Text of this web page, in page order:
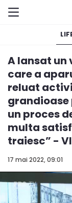
17 mai 2022, 09:01
A lansat
care a
reluat
grandioase
un proces
multa
traiesc” -